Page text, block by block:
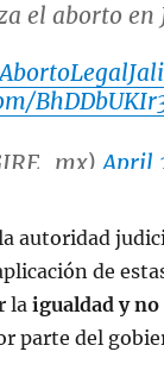
el aborto en
April
autoridad
de
la igualdad y no
parte del